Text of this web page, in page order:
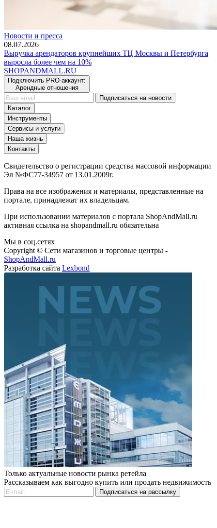
Новости и пресса
08.07.2026
Выручка арендаторов крупнейших ТЦ Москвы и Петербурга
выросла более чем на 10%
SHOPANDMALL.RU
Подключить PRO-аккаунт:
Арендные отношения
Подписаться на новости
Каталог
Инструменты
Сервисы и услуги
Наша жизнь
Контакты
Свидетельство о регистрации средства массовой информации
Эл №ФС77-34957 от 13.01.2009г.
Права на все изображения и материалы, представленные на
портале, принадлежат их владельцам.
При использовании материалов с портала ShopAndMall.ru
активная ссылка на shopandmall.ru обязательна
Мы в соц.сетях
Copyright © Сети магазинов и торговые центры -
ShopAndMall.ru
Разработка сайта Lexbond
Только актуальные новости рынка ретейла
Рассказываем как выгодно купить или продать недвижимость